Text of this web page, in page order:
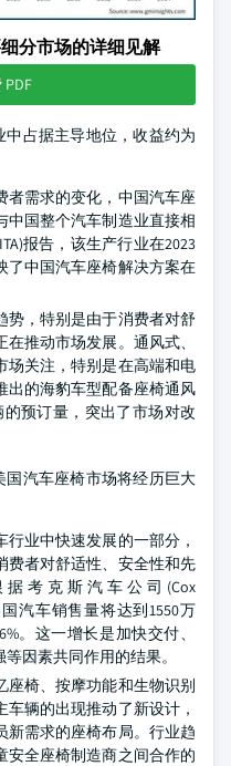
分市场的详细见解
中占据主导地位，收益约为
者需求的变化，中国汽车座
中国整个汽车制造业直接相
报告，该生产行业在2023
了中国汽车座椅解决方案在
势，特别是由于消费者对舒
推动市场发展。通风式、
场关注，特别是在高端和电
出的海豹车型配备座椅通风
预订量，突出了市场对改
国汽车座椅市场将经历巨大
业中快速发展的一部分，
费者对舒适性、安全性和先
考克斯汽车公司(Cox
汽车销售量将达到1550万
。这一增长是加快交付、
因素共同作用的结果。
座椅、按摩功能和生物识别
辆的出现推动了新设计，
新需求的座椅布局。行业趋
安全座椅制造商之间合作的